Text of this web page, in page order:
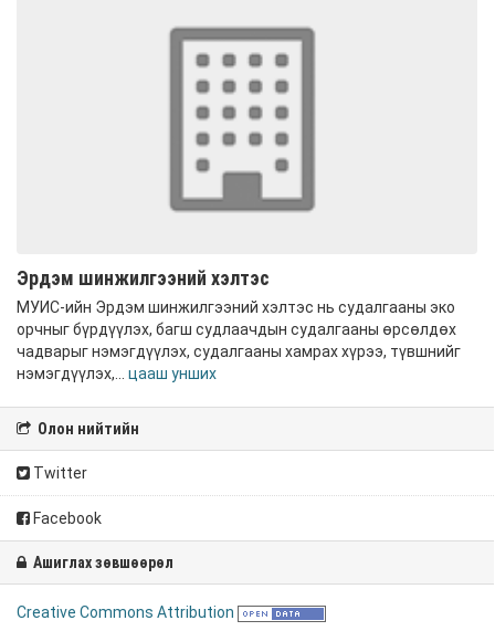
Эрдэм шинжилгээний хэлтэс
МУИС-ийн Эрдэм шинжилгээний хэлтэс нь судалгааны эко
орчныг бүрдүүлэх, багш судлаачдын судалгааны өрсөлдөх
чадварыг нэмэгдүүлэх, судалгааны хамрах хүрээ, түвшнийг
нэмэгдүүлэх,... цааш унших
Олон нийтийн
Twitter
Facebook
Ашиглах зөвшөөрөл
Creative Commons Attribution